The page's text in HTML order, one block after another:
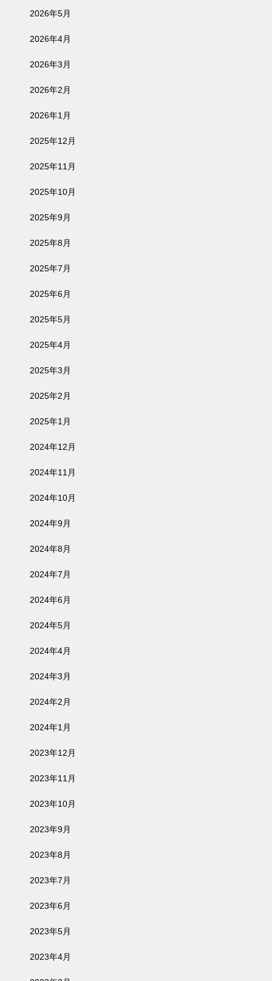
2026年5月
2026年4月
2026年3月
2026年2月
2026年1月
2025年12月
2025年11月
2025年10月
2025年9月
2025年8月
2025年7月
2025年6月
2025年5月
2025年4月
2025年3月
2025年2月
2025年1月
2024年12月
2024年11月
2024年10月
2024年9月
2024年8月
2024年7月
2024年6月
2024年5月
2024年4月
2024年3月
2024年2月
2024年1月
2023年12月
2023年11月
2023年10月
2023年9月
2023年8月
2023年7月
2023年6月
2023年5月
2023年4月